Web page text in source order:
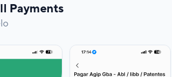
Payments